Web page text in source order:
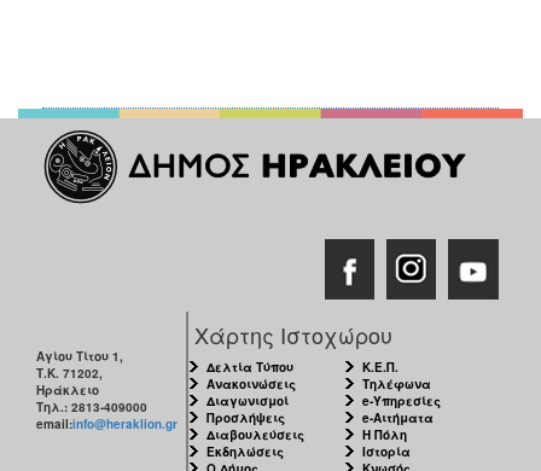
Αγίου Τίτου 1,
Τ.Κ. 71202,
Ηράκλειο
Τηλ.: 2813-409000
email:info@heraklion.gr
Χάρτης Ιστοχώρου
Δελτία Τύπου
Ανακοινώσεις
Διαγωνισμοί
Προσλήψεις
Διαβουλεύσεις
Εκδηλώσεις
Κ.Ε.Π.
Τηλέφωνα
e-Υπηρεσίες
e-Αιτήματα
Η Πόλη
Ιστορία